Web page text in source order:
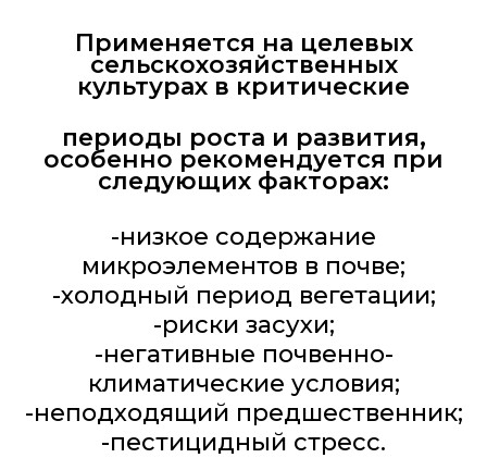
Применяется на целевых
сельскохозяйственных
культурах в критические
периоды роста и развития,
особенно рекомендуется при
следующих факторах:
-низкое содержание
микроэлементов в почве;
-холодный период вегетации;
-риски засухи;
-негативные почвенно-
климатические условия;
-неподходящий предшественник;
-пестицидный стресс.